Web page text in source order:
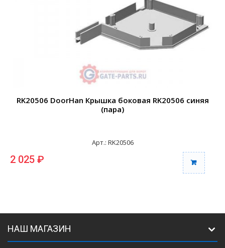
RK20506 DoorHan Крышка боковая RK20506 синяя
(пара)
Арт.: RK20506
2 025 ₽
НАШ МАГАЗИН